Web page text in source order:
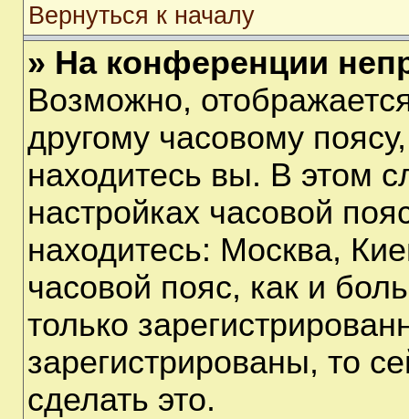
Вернуться к началу
» На конференции
Возможно,
другому часовому
находитесь вы. В этом
настройках часовой
находитесь: Москва,
часовой пояс, как и
только
зарегистрированы, то
сделать это.